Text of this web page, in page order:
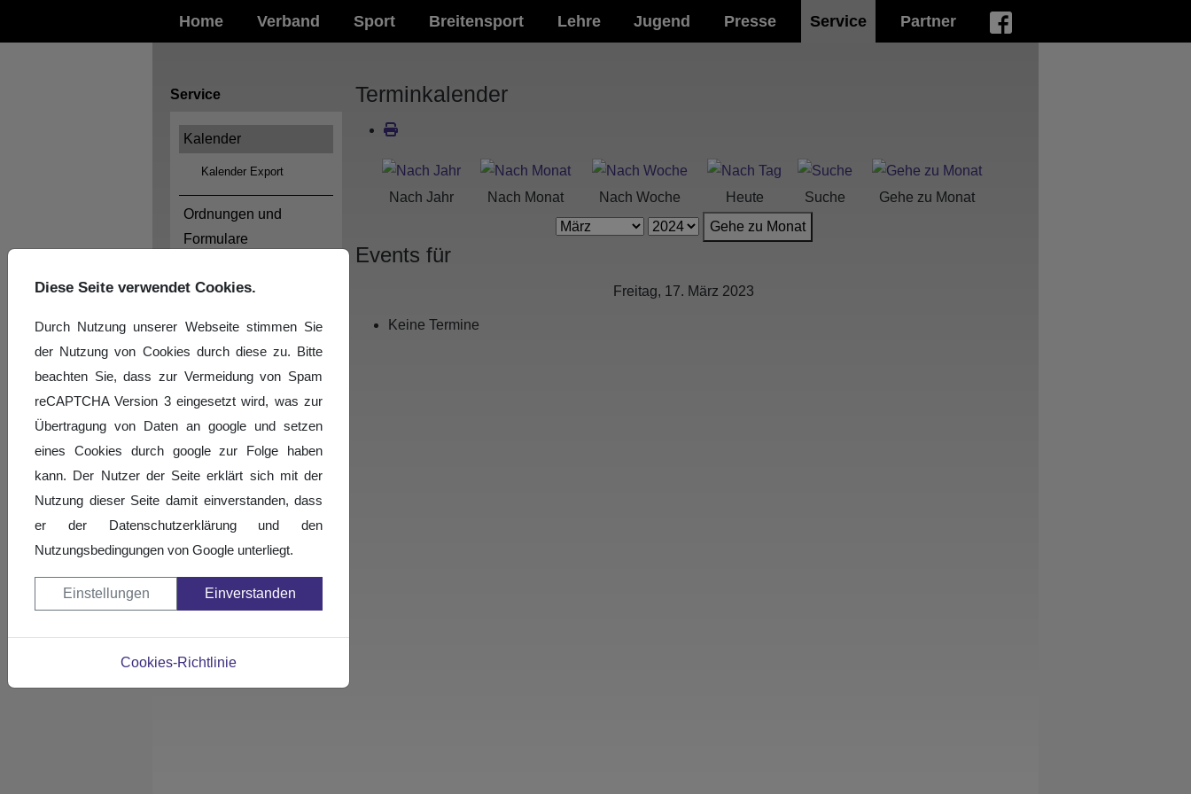
Home Verband Sport Breitensport Lehre Jugend Presse Service Partner
Service
Kalender
Kalender Export
Ordnungen und
Formulare
Datenschutzerklärung
Terminkalender
Nach Jahr Nach Monat Nach Woche Heute Suche
Gehe zu Monat
Gehe zu Monat
Events für
Freitag, 17. März 2023
Keine Termine
Diese Seite verwendet Cookies.
Durch Nutzung unserer Webseite stimmen Sie
der Nutzung von Cookies durch diese zu. Bitte
beachten Sie, dass zur Vermeidung von Spam
reCAPTCHA Version 3 eingesetzt wird, was zur
Übertragung von Daten an google und setzen
eines Cookies durch google zur Folge haben
kann. Der Nutzer der Seite erklärt sich mit der
Nutzung dieser Seite damit einverstanden, dass
er der Datenschutzerklärung und den
Nutzungsbedingungen von Google unterliegt.
Einstellungen Einverstanden
Cookies-Richtlinie